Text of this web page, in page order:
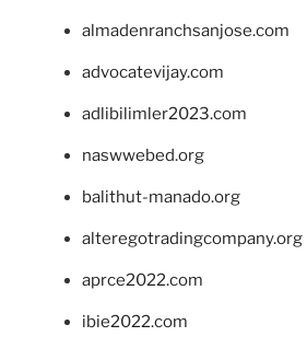
almadenranchsanjose.com
advocatevijay.com
adlibilimler2023.com
naswwebed.org
balithut-manado.org
alteregotradingcompany.org
aprce2022.com
ibie2022.com